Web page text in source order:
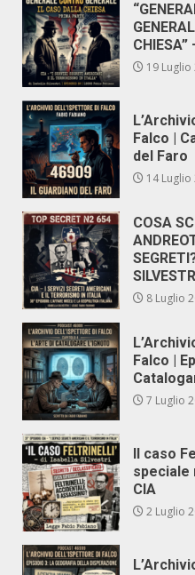
19 Luglio
Falco |
del Faro
14 Luglio
COSA
8 Luglio
Falco |
7 Luglio
Il caso
speciale
CIA
2 Luglio